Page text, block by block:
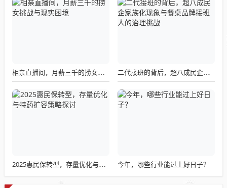
相亲直播间，月薪三千的捞女挑战与现实困境 二代接班的背后，超八成民企家族化现象与餐桌品牌接班人的治理挑战
2025惠民保转型，存量优化与特药扩容策略探讨 今年，哪些行业能过上好日子？